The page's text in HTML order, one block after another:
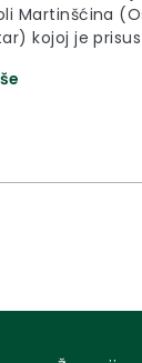
Martinšćina
kojoj je